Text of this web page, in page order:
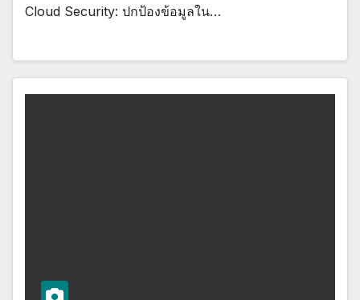
Cloud Security: ปกป้องข้อมูลใน…